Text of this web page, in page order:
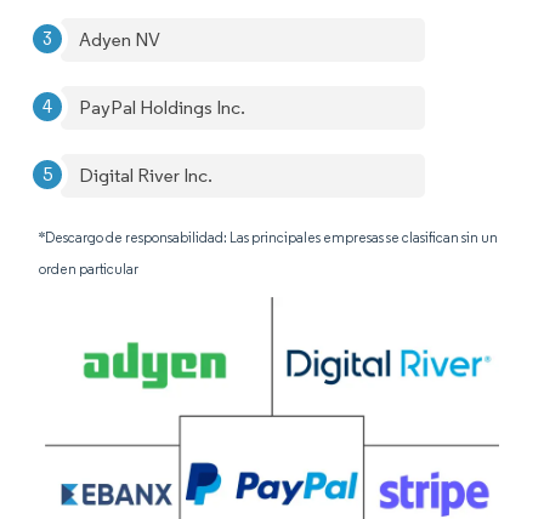
Adyen NV
PayPal Holdings Inc.
Digital River Inc.
*Descargo de responsabilidad: Las principales empresas se clasifican sin un
orden particular